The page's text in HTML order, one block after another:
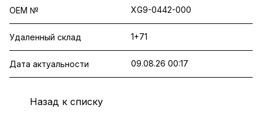
OEM № XG9-0442-000
Удаленный склад 1+71
Дата актуальности 09.08.26 00:17
Назад к списку